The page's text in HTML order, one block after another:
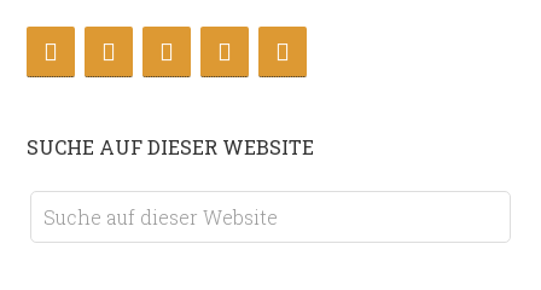
SUCHE AUF DIESER WEBSITE